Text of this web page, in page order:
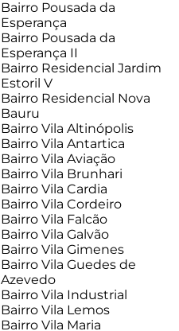
Bairro Pousada da
Esperança
Bairro Pousada da
Esperança II
Bairro Residencial Jardim
Estoril V
Bairro Residencial Nova
Bauru
Bairro Vila Altinópolis
Bairro Vila Antartica
Bairro Vila Aviação
Bairro Vila Brunhari
Bairro Vila Cardia
Bairro Vila Cordeiro
Bairro Vila Falcão
Bairro Vila Galvão
Bairro Vila Gimenes
Bairro Vila Guedes de
Azevedo
Bairro Vila Industrial
Bairro Vila Lemos
Bairro Vila Maria